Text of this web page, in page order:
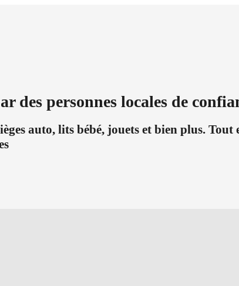
des personnes locales de
auto, lits bébé, jouets et bien plus.